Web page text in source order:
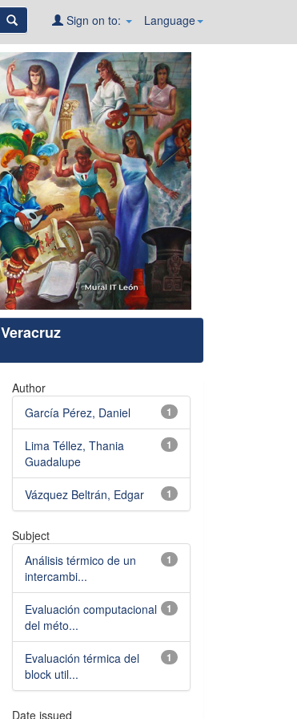
Language
Sign on to:
Veracruz
Author
1
García Pérez, Daniel
1
Lima Téllez, Thania
Guadalupe
1
Vázquez Beltrán, Edgar
Subject
1
Análisis térmico de un
intercambi...
1
Evaluación computacional
del méto...
1
Evaluación térmica del
block util...
Date issued